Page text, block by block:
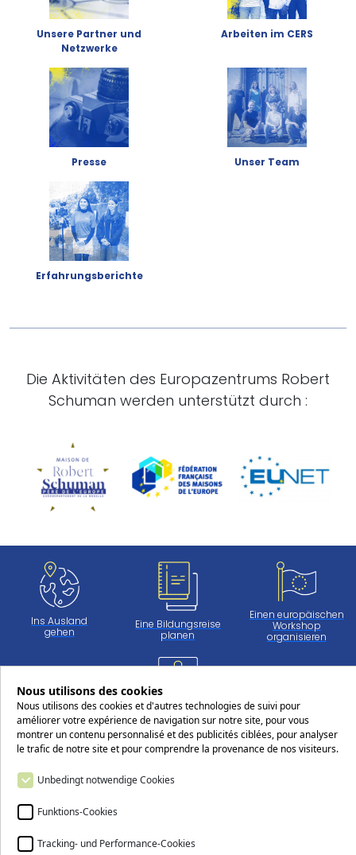
Unsere Partner und
Netzwerke
Arbeiten im CERS
Presse Unser Team
Erfahrungsberichte
Die Aktivitäten des Europazentrums Robert
Schuman werden unterstützt durch :
Ins Ausland
gehen
Eine Bildungsreise
planen
Einen europäischen
Workshop
organisieren
Arbeiten
beim CERS
Folgen Sie uns in den sozialen Netzwerken!
Nous utilisons des cookies
Nous utilisons des cookies et d'autres technologies de suivi pour
améliorer votre expérience de navigation sur notre site, pour vous
montrer un contenu personnalisé et des publicités ciblées, pour analyser
le trafic de notre site et pour comprendre la provenance de nos visiteurs.
Unbedingt notwendige Cookies
Funktions-Cookies
Tracking- und Performance-Cookies